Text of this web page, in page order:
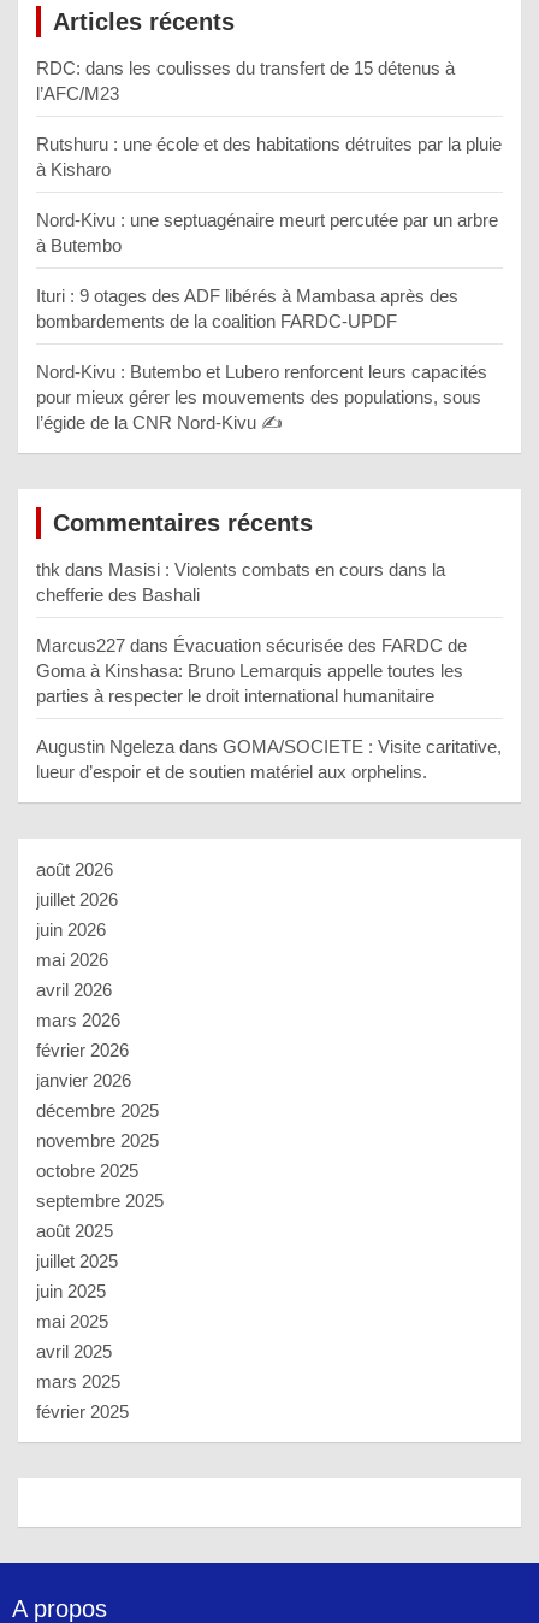
Articles récents
RDC: dans les coulisses du transfert de 15 détenus à
l’AFC/M23
Rutshuru : une école et des habitations détruites par la pluie
à Kisharo
Nord-Kivu : une septuagénaire meurt percutée par un arbre
à Butembo
Ituri : 9 otages des ADF libérés à Mambasa après des
bombardements de la coalition FARDC-UPDF
Nord-Kivu : Butembo et Lubero renforcent leurs capacités
pour mieux gérer les mouvements des populations, sous
l’égide de la CNR Nord-Kivu ✍️
Commentaires récents
thk dans Masisi : Violents combats en cours dans la
chefferie des Bashali
Marcus227 dans Évacuation sécurisée des FARDC de
Goma à Kinshasa: Bruno Lemarquis appelle toutes les
parties à respecter le droit international humanitaire
Augustin Ngeleza dans GOMA/SOCIETE : Visite caritative,
lueur d’espoir et de soutien matériel aux orphelins.
août 2026
juillet 2026
juin 2026
mai 2026
avril 2026
mars 2026
février 2026
janvier 2026
décembre 2025
novembre 2025
octobre 2025
septembre 2025
août 2025
juillet 2025
juin 2025
mai 2025
avril 2025
mars 2025
février 2025
A propos